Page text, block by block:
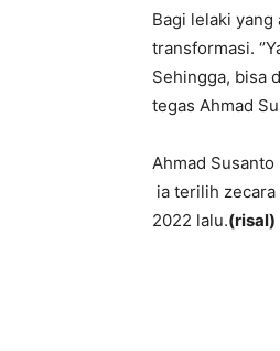
Bagi lelaki yang
transformasi.
Sehingga, bisa
tegas Ahmad
Ahmad
ia terilih zecara
2022 lalu.(risal)